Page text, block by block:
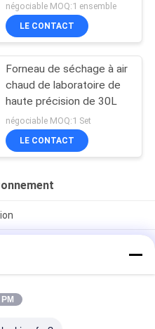
négociable MOQ:1 ensemble
LE CONTACT
Forneau de séchage à air
chaud de laboratoire de
haute précision de 30L
négociable MOQ:1 Set
LE CONTACT
à 200° avec système de
SUS 304 et précision
industrielle 200-500
par micro-ordinateur PID et